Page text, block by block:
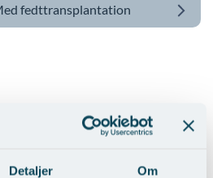
Detaljer Om
fedttransplantation